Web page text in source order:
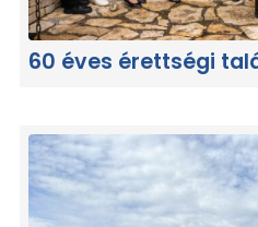
60 éves érettségi